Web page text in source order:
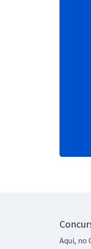
Aqui, no